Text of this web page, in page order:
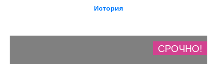
История
СРОЧНО!